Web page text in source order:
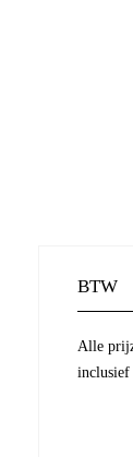
BTW
Alle
inclusief